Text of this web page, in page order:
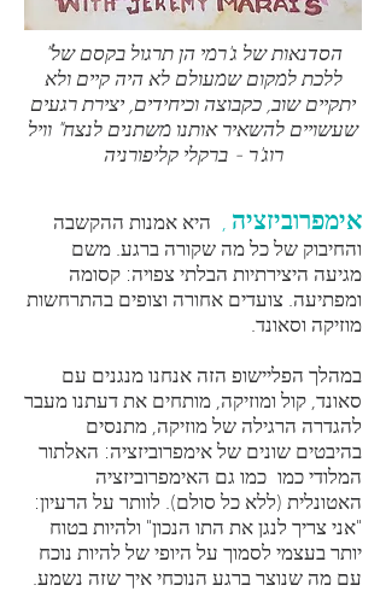
"הסדנאות של ג'רמי הן תרגול בקסם של
ללכת למקום שמעולם לא היה קיים ולא
יתקיים שוב, כקבוצה וכיחידים, יצירת רגעים
שעשויים להשאיר אותנו משתנים לנצח" וויל
רוג'ר - ברקלי קליפורניה
אימפרוביזציה , היא אמנות ההקשבה
והחיבוק של כל מה שקורה ברגע. משם
מגיעה היצירתיות הבלתי צפויה: קסומה
ומפתיעה. צועדים אחורה וצופים בהתרחשות
מוזיקה וסאונד.
במהלך הפליישופ הזה אנחנו מנגנים עם
סאונד, קול ומוזיקה, מותחים את דעתנו מעבר
להגדרה הרגילה של מוזיקה, מתנסים
בהיבטים שונים של אימפרוביזציה: האלתור
המלודי כמו כמו גם האימפרוביזציה
האטונלית (ללא כל סולם). לוותר על הרעיון:
"אני צריך לנגן את התו הנכון" ולהיות בטוח
יותר בעצמי לסמוך על היופי של להיות נוכח
עם מה שנוצר ברגע הנוכחי איך שזה נשמע.